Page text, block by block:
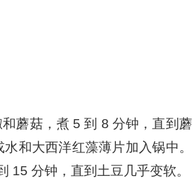
蘑菇，煮 5 到 8 分钟，直到蘑
和大西洋红藻薄片加入锅中。
15 分钟，直到土豆几乎变软。